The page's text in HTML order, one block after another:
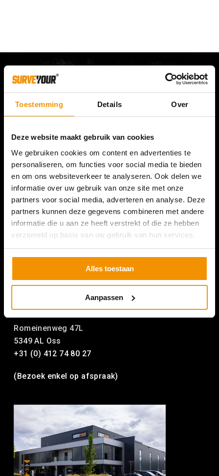
Toestemming Details Over
Deze website maakt gebruik van cookies
We gebruiken cookies om content en advertenties te
personaliseren, om functies voor social media te bieden
en om ons websiteverkeer te analyseren. Ook delen we
informatie over uw gebruik van onze site met onze
partners voor social media, adverteren en analyse. Deze
partners kunnen deze gegevens combineren met andere
informatie die u aan ze heeft verstrekt of die ze hebben
verzameld op basis van uw gebruik van hun services.
Alles toestaan
Aanpassen
Romeinenweg 47L
5349 AL Oss
+31 (0) 412 74 80 27
(Bezoek enkel op afspraak)